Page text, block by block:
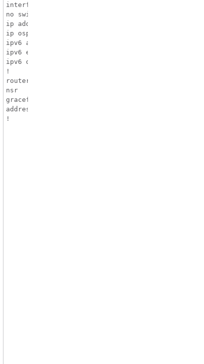
interface TenGigabitEthernet1/0/38
no switchport
ip address 10.3.1.2 255.255.255.0
ip ospf 2 area 0
ipv6 address 10:111:111:111::2/64
ipv6 enable
ipv6 ospf 1 area 0
!
router ospfv3 1
nsr
graceful-restart
address-family ipv6 unicast
!